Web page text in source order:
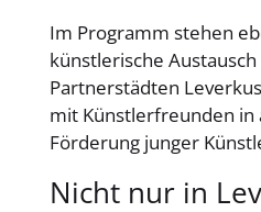
Im Programm stehen
künstlerische
Partnerstädten
mit Künstlerfreunden in
Förderung junger
Nicht nur in